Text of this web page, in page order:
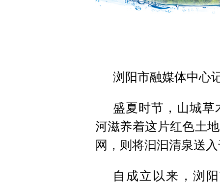
浏阳市融媒体中心
盛夏时节，山城
河滋养着这片红色土
网，则将汩汩清泉送
自成立以来，浏